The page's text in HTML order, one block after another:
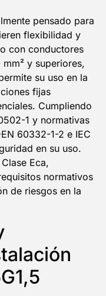
pensado para
flexibilidad y
con conductores
y superiores,
su uso en la
fijas
Cumpliendo
1 y normativas
60332-1-2 e IEC
en su uso.
Eca,
normativos
de riesgos en la